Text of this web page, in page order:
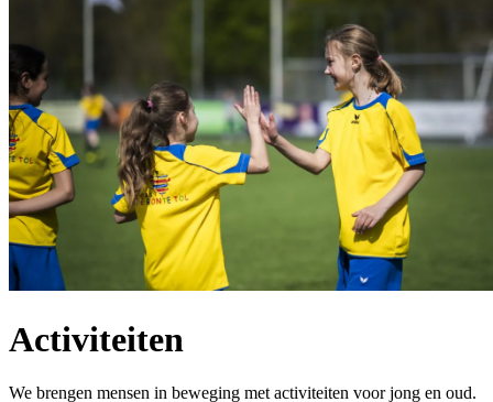
Activiteiten
We brengen mensen in beweging met activiteiten voor jong en oud.